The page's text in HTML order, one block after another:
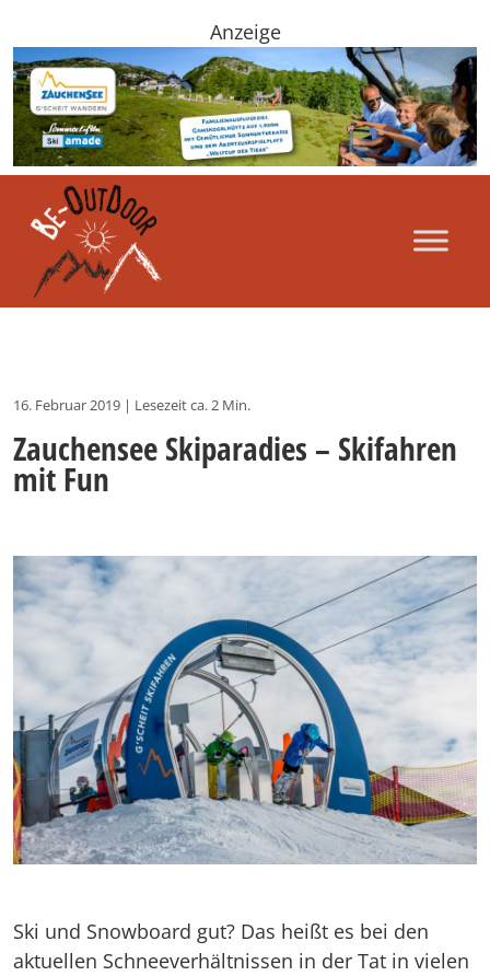
Anzeige
16. Februar 2019 | Lesezeit ca. 2 Min.
Zauchensee Skiparadies – Skifahren
mit Fun
Ski und Snowboard gut? Das heißt es bei den
aktuellen Schneeverhältnissen in der Tat in vielen